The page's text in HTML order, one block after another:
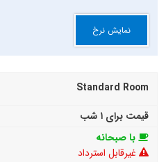
نمایش نرخ
Standard Room
قیمت برای ۱ شب
با صبحانه
غیرقابل استرداد